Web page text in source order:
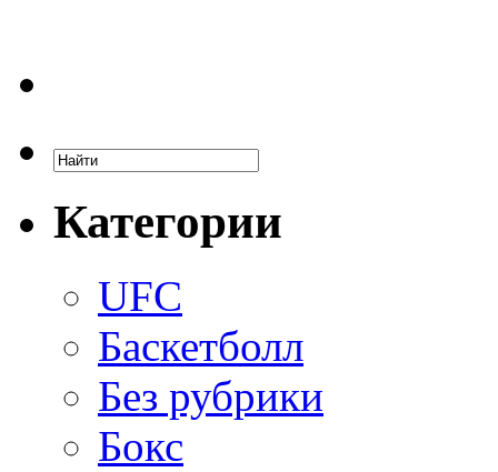
Категории
UFC
Баскетболл
Без рубрики
Бокс